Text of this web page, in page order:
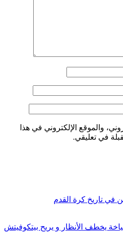
والموقع الإلكتروني في هذا
في تعليقي.
يخطف الأنظار و يريح بيتكوفيتش